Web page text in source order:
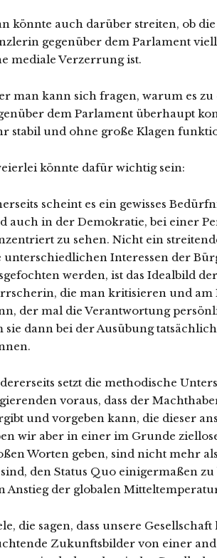
könnte auch darüber streiten, ob
gegenüber dem Parlament
mediale Verzerrung ist.
man kann sich fragen, warum es
dem Parlament überhaupt
stabil und ohne große Klagen
könnte dafür wichtig sein:
scheint es ein gewisses
auch in der Demokratie, bei einer
zu sehen. Nicht ein
unterschiedlichen Interessen der
werden, ist das Idealbild
die man kritisieren und am
der mal die Verantwortung
sie dann bei der Ausübung
setzt die methodische
voraus, dass der
und vorgeben kann, die dieser
wir aber in einer im Grunde
Worten geben, sind nicht mehr
sind, den Status Quo einigermaßen
Anstieg der globalen
die sagen, dass unsere
Zukunftsbilder von einer